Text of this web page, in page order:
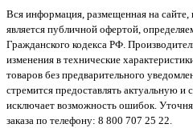
Вся информация, размещенная на
является публичной офертой,
Гражданского кодекса РФ.
изменения в технические
товаров без предварительного
стремится предоставлять актуальную
исключает возможность ошибок.
заказа по телефону: 8 800 707 25 22.